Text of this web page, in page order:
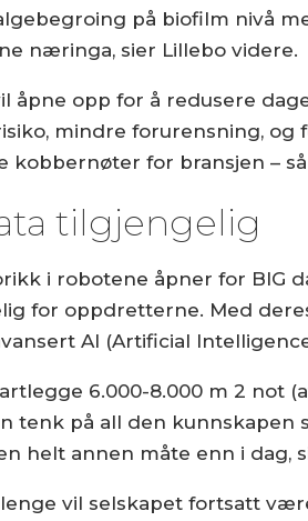
på biofilm nivå
næringa, sier Lillebo videre.
åpne opp for å redusere
mindre forurensning, og
kobbernøter for bransjen –
tilgjengelig
i robotene åpner for BIG
for oppdretterne. Med
AI (Artificial
6.000-8.000 m 2 not
tenk på all den
helt annen måte enn i dag,
lenge vil selskapet fortsatt